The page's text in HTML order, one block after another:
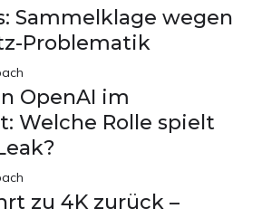
Sammelklage wegen
Problematik
OpenAI im
Welche Rolle spielt
zu 4K zurück –